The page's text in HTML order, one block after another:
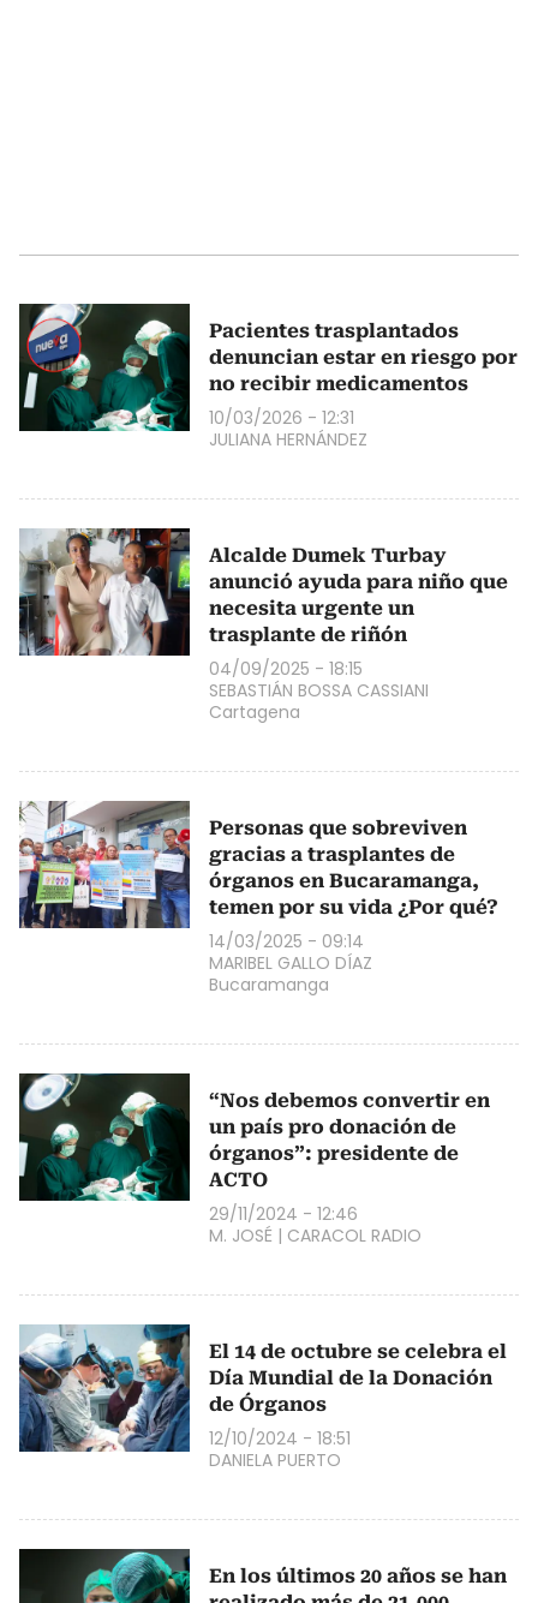
Pacientes trasplantados
denuncian estar en riesgo por
no recibir medicamentos
10/03/2026 - 12:31
JULIANA HERNÁNDEZ
Alcalde Dumek Turbay
anunció ayuda para niño que
necesita urgente un
trasplante de riñón
04/09/2025 - 18:15
SEBASTIÁN BOSSA CASSIANI
Cartagena
Personas que sobreviven
gracias a trasplantes de
órganos en Bucaramanga,
temen por su vida ¿Por qué?
14/03/2025 - 09:14
MARIBEL GALLO DÍAZ
Bucaramanga
“Nos debemos convertir en
un país pro donación de
órganos”: presidente de
ACTO
29/11/2024 - 12:46
M. JOSÉ | CARACOL RADIO
El 14 de octubre se celebra el
Día Mundial de la Donación
de Órganos
12/10/2024 - 18:51
DANIELA PUERTO
En los últimos 20 años se han